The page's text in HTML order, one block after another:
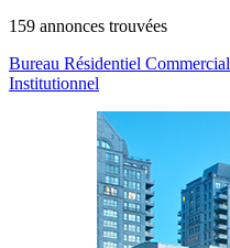
159 annonces trouvées
Bureau Résidentiel Commercial
Institutionnel